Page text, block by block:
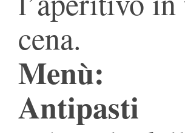
cena.
Menù:
Antipasti